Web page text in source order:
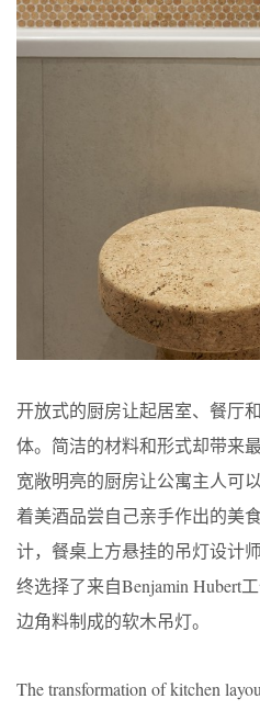
开放式的厨房让起居室、餐厅
体。简洁的材料和形式却带来
宽敞明亮的厨房让公寓主人可
着美酒品尝自己亲手作出的美
计，餐桌上方悬挂的吊灯设计
终选择了来自Benjamin Hubert
边角料制成的软木吊灯。
The transformation of kitchen